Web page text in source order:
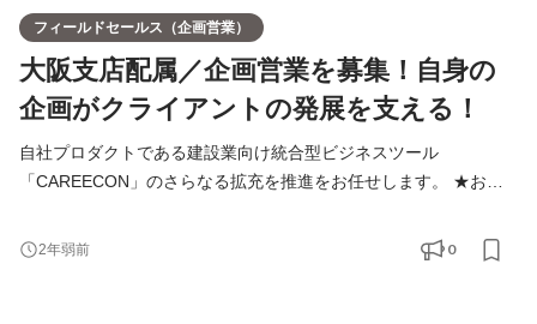
フィールドセールス（企画営業）
大阪支店配属／企画営業を募集！自身の
企画がクライアントの発展を支える！
自社プロダクトである建設業向け統合型ビジネスツール
「CAREECON」のさらなる拡充を推進をお任せします。 ★お客
です 【サービス】 ▼施工現場の業務改善にて労働生産性を解決す
る「CAREECON施工管理」 ▼ノーコードWebサイト管理ツール
2年弱前 0